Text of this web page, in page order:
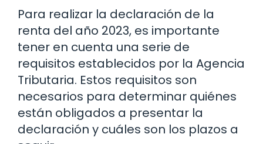
Para realizar la declaración de la
renta del año 2023, es importante
tener en cuenta una serie de
requisitos establecidos por la Agencia
Tributaria. Estos requisitos son
necesarios para determinar quiénes
están obligados a presentar la
declaración y cuáles son los plazos a